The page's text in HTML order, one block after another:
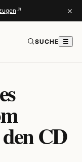
↗ ×
SUCHE ☰
CD